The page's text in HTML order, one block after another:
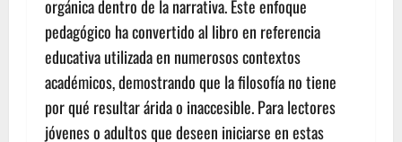
orgánica dentro de la narrativa. Este enfoque
pedagógico ha convertido al libro en referencia
educativa utilizada en numerosos contextos
académicos, demostrando que la filosofía no tiene
por qué resultar árida o inaccesible. Para lectores
jóvenes o adultos que deseen iniciarse en estas